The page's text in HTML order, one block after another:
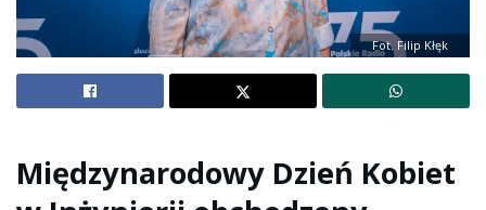
Fot. Filip Kłęk
Międzynarodowy Dzień Kobiet